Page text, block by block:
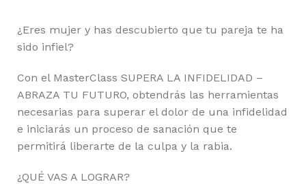
¿Eres mujer y has descubierto que tu pareja te ha
sido infiel?
Con el MasterClass SUPERA LA INFIDELIDAD –
ABRAZA TU FUTURO, obtendrás las herramientas
necesarias para superar el dolor de una infidelidad
e iniciarás un proceso de sanación que te
permitirá liberarte de la culpa y la rabia.
¿QUÉ VAS A LOGRAR?